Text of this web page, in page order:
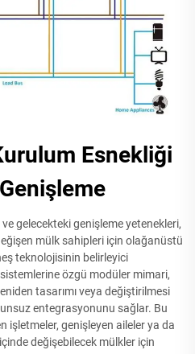
Esnekliği
gelecekteki genişleme yetenekleri,
mülk sahipleri için olağanüstü
teknolojisinin belirleyici
özgü modüler mimari,
tasarımı veya değiştirilmesi
entegrasyonunu sağlar. Bu
işletmeler, genişleyen aileler ya da
değişebilecek mülkler için